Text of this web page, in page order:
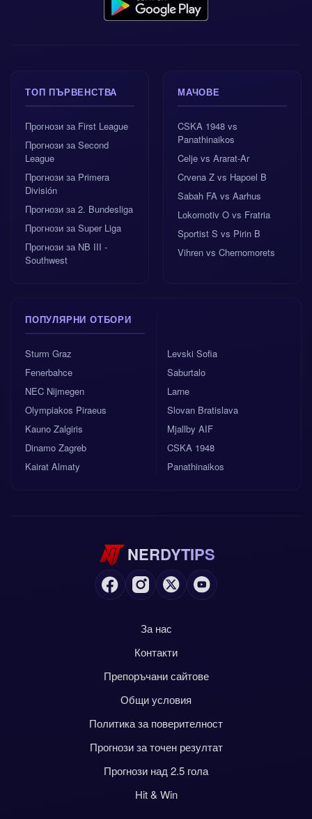
ТОП ПЪРВЕНСТВА
Прогнози за First League
Прогнози за Second
League
Прогнози за Primera
División
Прогнози за 2. Bundesliga
Прогнози за Super Liga
Прогнози за NB III -
Southwest
МАЧОВЕ
CSKA 1948 vs
Panathinaikos
Celje vs Ararat-Ar
Crvena Z vs Hapoel B
Sabah FA vs Aarhus
Lokomotiv O vs Fratria
Sportist S vs Pirin B
Vihren vs Chernomorets
ПОПУЛЯРНИ ОТБОРИ
Sturm Graz
Fenerbahce
NEC Nijmegen
Olympiakos Piraeus
Kauno Zalgiris
Dinamo Zagreb
Kairat Almaty
Levski Sofia
Saburtalo
Larne
Slovan Bratislava
Mjallby AIF
CSKA 1948
Panathinaikos
NERDYTIPS
За нас
Контакти
Препоръчани сайтове
Общи условия
Политика за поверителност
Прогнози за точен резултат
Прогнози над 2.5 гола
Hit & Win